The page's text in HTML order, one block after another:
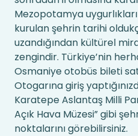
Mezopotamya
kurulan şehrin tarihi
uzandığından kültürel
zengindir. Türkiye’nin
Osmaniye otobüs bileti
Otogarına giriş
Karatepe Aslantaş Milli
Açık Hava Müzesi” gibi
noktalarını görebilirsiniz.